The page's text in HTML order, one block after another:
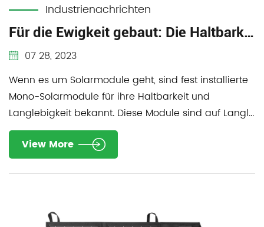
Industrienachrichten
Für die Ewigkeit gebaut: Die Haltbarkeit und Langlebigkeit fester Mono-Solarmodule
07 28, 2023
Wenn es um Solarmodule geht, sind fest installierte
Mono-Solarmodule für ihre Haltbarkeit und
Langlebigkeit bekannt. Diese Module sind auf Langl...
View More